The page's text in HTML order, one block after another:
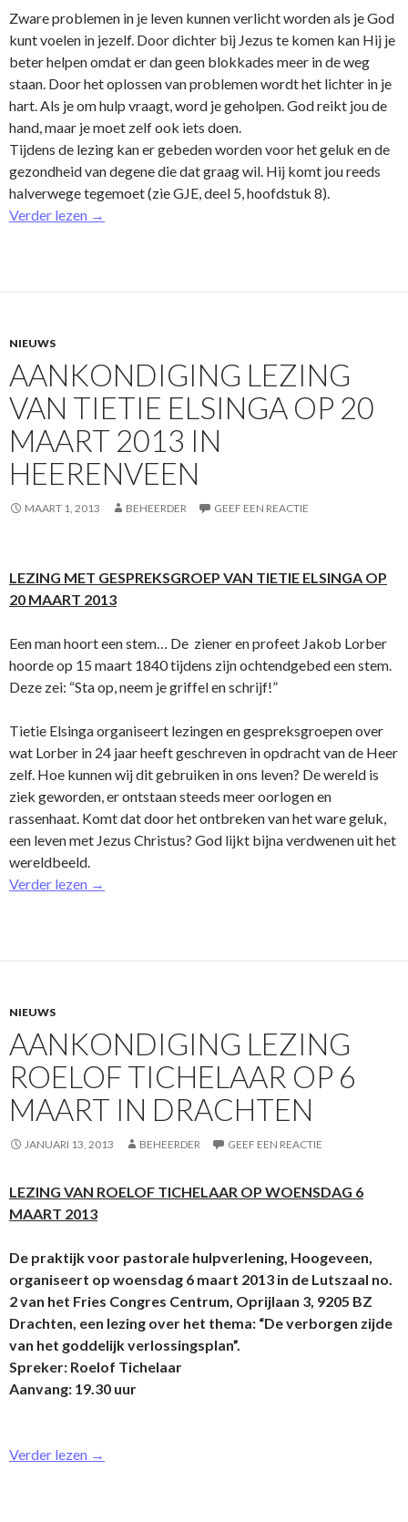
Zware problemen in je leven kunnen verlicht worden als je God
kunt voelen in jezelf. Door dichter bij Jezus te komen kan Hij je
beter helpen omdat er dan geen blokkades meer in de weg
staan. Door het oplossen van problemen wordt het lichter in je
hart. Als je om hulp vraagt, word je geholpen. God reikt jou de
hand, maar je moet zelf ook iets doen.
Tijdens de lezing kan er gebeden worden voor het geluk en de
gezondheid van degene die dat graag wil. Hij komt jou reeds
halverwege tegemoet (zie GJE, deel 5, hoofdstuk 8).
Verder lezen →
NIEUWS
AANKONDIGING LEZING
VAN TIETIE ELSINGA OP 20
MAART 2013 IN
HEERENVEEN
MAART 1, 2013 BEHEERDER GEEF EEN REACTIE
LEZING MET GESPREKSGROEP VAN TIETIE ELSINGA OP
20 MAART 2013
Een man hoort een stem… De ziener en profeet Jakob Lorber
hoorde op 15 maart 1840 tijdens zijn ochtendgebed een stem.
Deze zei: “Sta op, neem je griffel en schrijf!”
Tietie Elsinga organiseert lezingen en gespreksgroepen over
wat Lorber in 24 jaar heeft geschreven in opdracht van de Heer
zelf. Hoe kunnen wij dit gebruiken in o­ns leven? De wereld is
ziek geworden, er o­ntstaan steeds meer oorlogen en
rassenhaat. Komt dat door het o­ntbreken van het ware geluk,
een leven met Jezus Christus? God lijkt bijna verdwenen uit het
wereldbeeld.
Verder lezen →
NIEUWS
AANKONDIGING LEZING
ROELOF TICHELAAR OP 6
MAART IN DRACHTEN
JANUARI 13, 2013 BEHEERDER GEEF EEN REACTIE
LEZING VAN ROELOF TICHELAAR OP WOENSDAG 6
MAART 2013
De praktijk voor pastorale hulpverlening, Hoogeveen,
organiseert op woensdag 6 maart 2013 in de Lutszaal no.
2 van het Fries Congres Centrum, Oprijlaan 3, 9205 BZ
Drachten, een lezing over het thema: “De verborgen zijde
van het goddelijk verlossingsplan”.
Spreker: Roelof Tichelaar
Aanvang: 19.30 uur
Verder lezen →